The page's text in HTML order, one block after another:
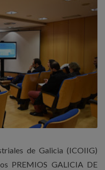
de Galicia (ICOIIG)
PREMIOS GALICIA DE